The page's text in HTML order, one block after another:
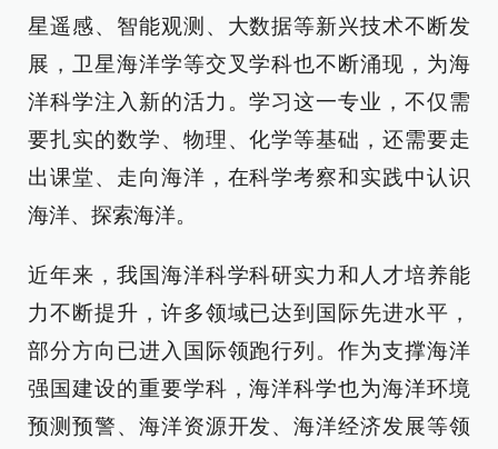
星遥感、智能观测、大数据等新兴技术不断发
展，卫星海洋学等交叉学科也不断涌现，为海
洋科学注入新的活力。学习这一专业，不仅需
要扎实的数学、物理、化学等基础，还需要走
出课堂、走向海洋，在科学考察和实践中认识
海洋、探索海洋。
近年来，我国海洋科学科研实力和人才培养能
力不断提升，许多领域已达到国际先进水平，
部分方向已进入国际领跑行列。作为支撑海洋
强国建设的重要学科，海洋科学也为海洋环境
预测预警、海洋资源开发、海洋经济发展等领